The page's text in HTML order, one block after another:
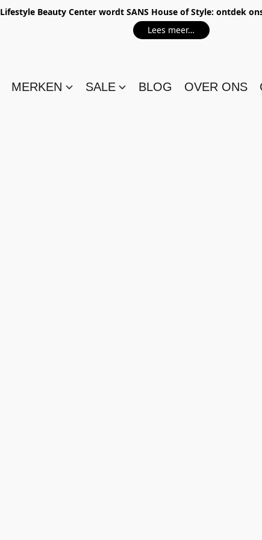
Lifestyle Beauty Center wordt SANS House of Style: ontdek
Lees meer…
MERKEN SALE BLOG OVER ONS